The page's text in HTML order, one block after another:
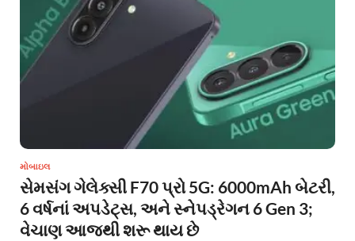
મોબાઇલ
સેમસંગ ગેલેક્સી F70 પ્રો 5G: 6000mAh બેટરી,
6 વર્ષનાં અપડેટ્સ, અને સ્નેપડ્રેગન 6 Gen 3;
વેચાણ આજથી શરૂ થાય છે